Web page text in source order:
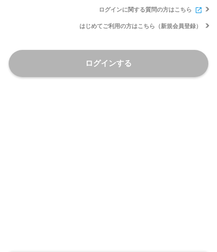
ログインに関する質問の方はこちら
はじめてご利用の方はこちら（新規会員登録）
ログインする